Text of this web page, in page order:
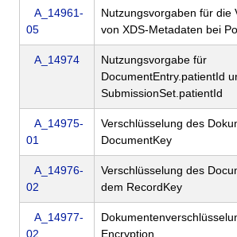
A_14961-
05
Nutzungsvorgaben für die
von XDS-Metadaten bei
A_14974
Nutzungsvorgabe für
DocumentEntry.patientId
SubmissionSet.patientId
A_14975-
01
Verschlüsselung des
DocumentKey
A_14976-
02
Verschlüsselung des
dem RecordKey
A_14977-
02
Encryption